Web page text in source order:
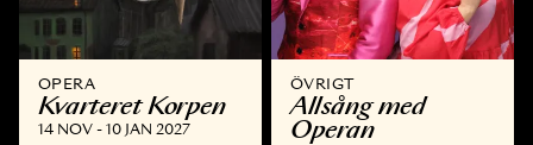
OPERA
Kvarteret Korpen
14 NOV - 10 JAN 2027
ÖVRIGT
Allsång med
Operan